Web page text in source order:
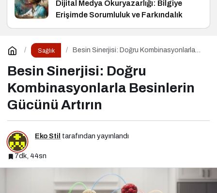
Dijital Medya Okuryazarlığı: Bilgiye
Erişimde Sorumluluk ve Farkındalık
Sağlık
Besin Sinerjisi: Doğru Kombinasyonlarla
Besin Sinerjisi: Doğru
Kombinasyonlarla Besinlerin
Gücünü Artırın
Eko Stil tarafından yayınlandı
7dk, 44sn